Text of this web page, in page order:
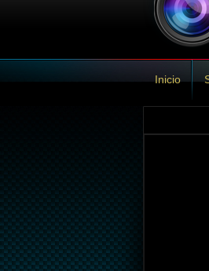
Inicio